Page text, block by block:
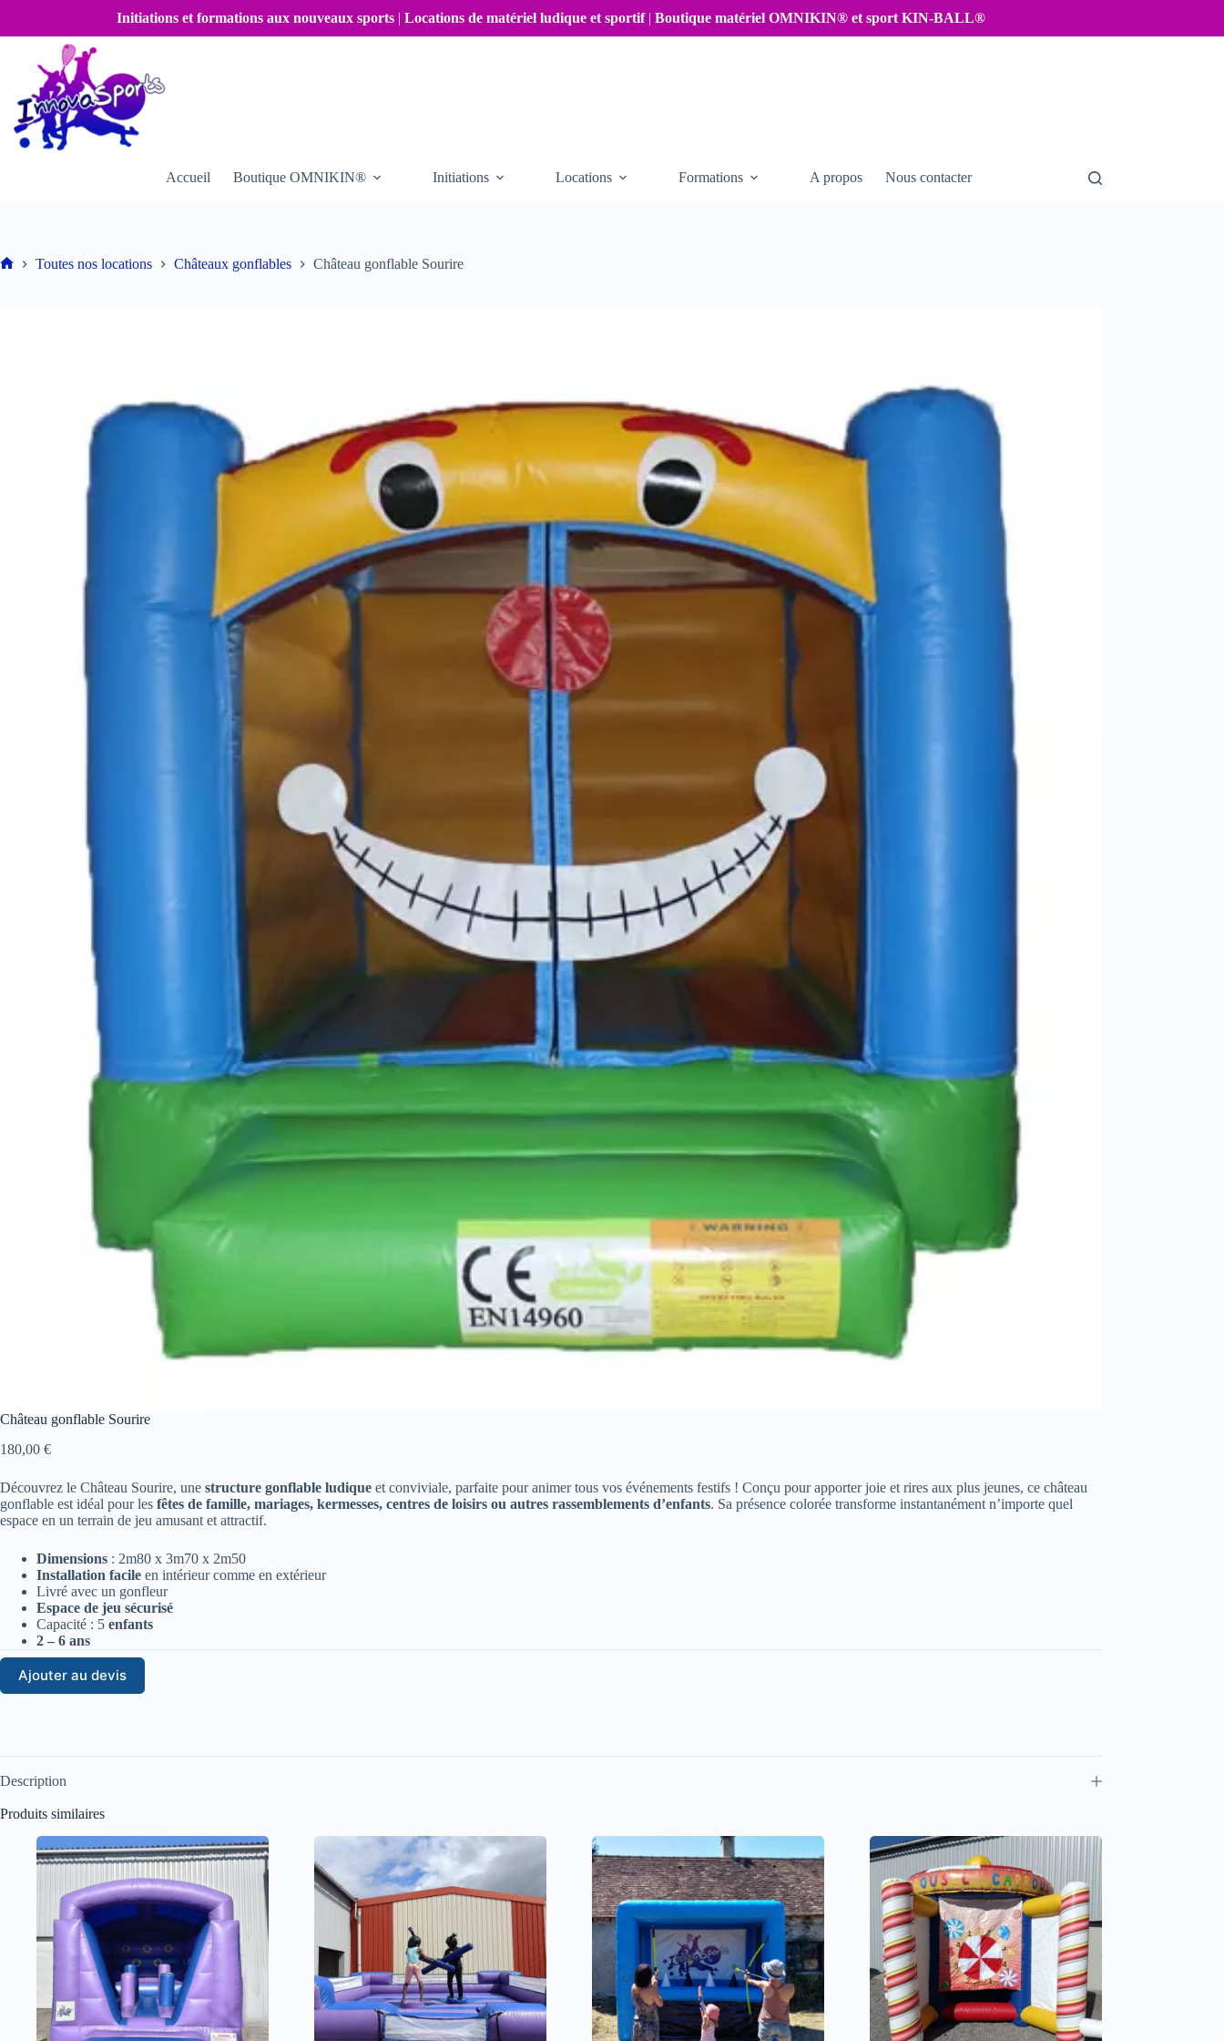
contenu
Initiations et formations aux nouveaux sports| Locations de matériel ludique et sportif| Boutique matériel OMNIKIN® et sport KIN-BALL®
Accueil Boutique OMNIKIN® Initiations Locations Formations A propos Nous contacter
Toutes nos locations Châteaux gonflables Château gonflable Sourire
Château gonflable Sourire
180,00 €
Découvrez le Château Sourire, une structure gonflable ludique et conviviale, parfaite pour animer tous vos événements festifs ! Conçu pour apporter joie et rires aux plus jeunes, ce château
gonflable est idéal pour les fêtes de famille, mariages, kermesses, centres de loisirs ou autres rassemblements d’enfants. Sa présence colorée transforme instantanément n’importe quel
espace en un terrain de jeu amusant et attractif.
Dimensions : 2m80 x 3m70 x 2m50
Installation facile en intérieur comme en extérieur
Livré avec un gonfleur
Espace de jeu sécurisé
Capacité : 5 enfants
2 – 6 ans
Ajouter au devis
Description
Produits similaires